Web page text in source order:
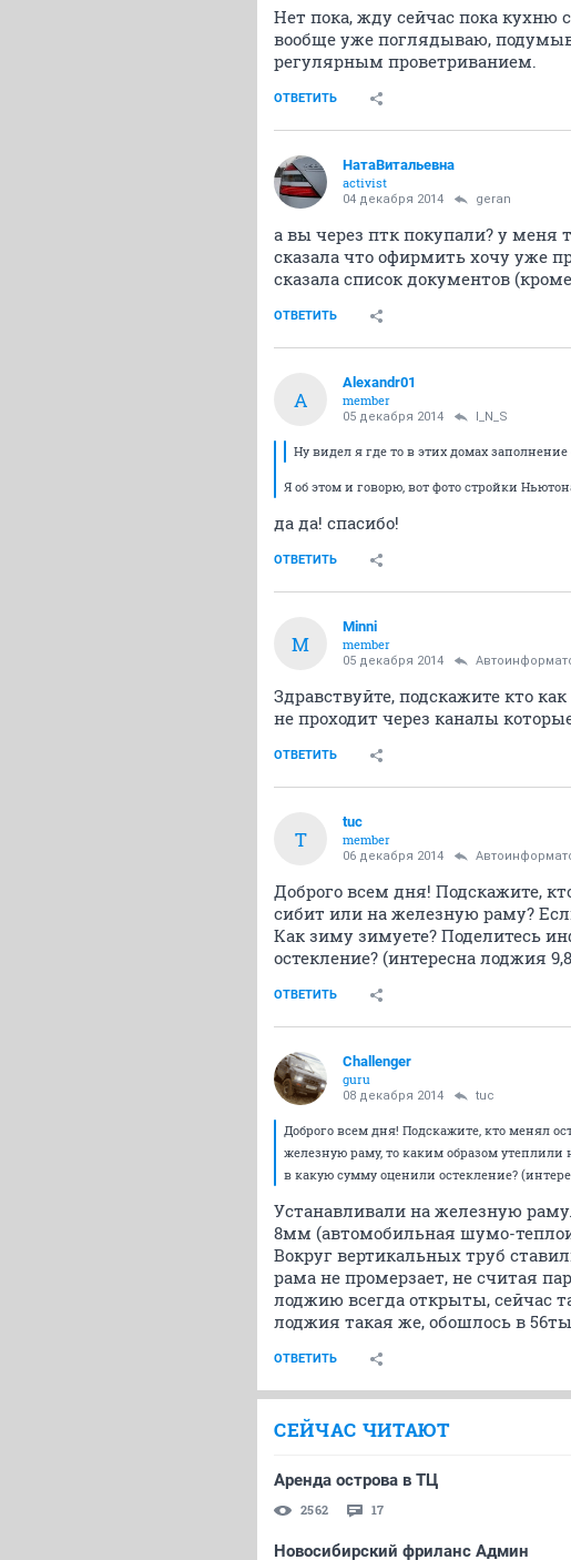
Нет пока, жду сейчас пока
вообще уже поглядываю,
регулярным проветриванием.
ОТВЕТИТЬ
НатаВитальевна
activist
04 декабря 2014 geran
а вы через птк покупали? у меня
сказала что офирмить хочу уже
сказала список документов
ОТВЕТИТЬ
A
Alexandr01
member
05 декабря 2014 I_N_S
Ну видел я где то в этих домах
Я об этом и говорю, вот фото стройки
да да! спасибо!
ОТВЕТИТЬ
M
Minni
member
05 декабря 2014
Здравствуйте, подскажите кто
не проходит через каналы
ОТВЕТИТЬ
T
tuc
member
06 декабря 2014
Доброго всем дня! Подскажите,
сибит или на железную раму?
Как зиму зимуете? Поделитесь
остекление? (интересна лоджия
ОТВЕТИТЬ
Challenger
guru
08 декабря 2014 tuc
Доброго всем дня! Подскажите, кто менял
железную раму, то каким образом утеплили
в какую сумму оценили остекление?
Устанавливали на железную
8мм (автомобильная шумо-
Вокруг вертикальных труб
рама не промерзает, не считая
лоджию всегда открыты, сейчас
лоджия такая же, обошлось в
ОТВЕТИТЬ
СЕЙЧАС ЧИТАЮТ
Аренда острова в ТЦ
2562 17
Новосибирский фриланс Админ